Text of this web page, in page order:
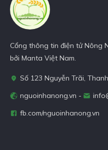
Cổng thông tin điện tử Nông
bởi Manta Việt Nam.
Số 123 Nguyễn Trãi,
nguoinhanong.vn -
fb.com/nguoinhanong.vn